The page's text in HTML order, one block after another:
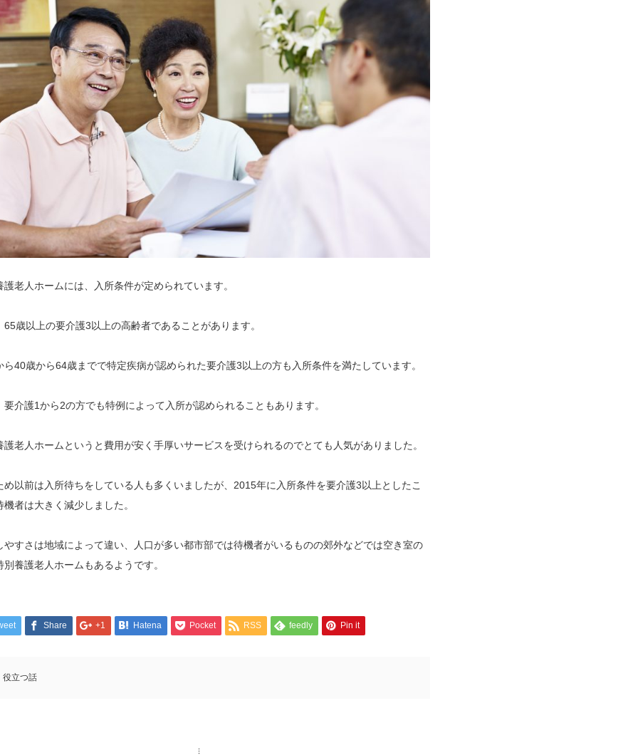
護老人ホームには、入所条件が定められています。
65歳以上の要介護3以上の高齢者であることがあります。
ら40歳から64歳までで特定疾病が認められた要介護3以上の方も入所条件を満たしています。
要介護1から2の方でも特例によって入所が認められることもあります。
護老人ホームというと費用が安く手厚いサービスを受けられるのでとても人気がありました。
め以前は入所待ちをしている人も多くいましたが、2015年に入所条件を要介護3以上としたこ
機者は大きく減少しました。
やすさは地域によって違い、人口が多い都市部では待機者がいるものの郊外などでは空き室の
別養護老人ホームもあるようです。
Share +1 Hatena Pocket RSS feedly Pin it
役立つ話